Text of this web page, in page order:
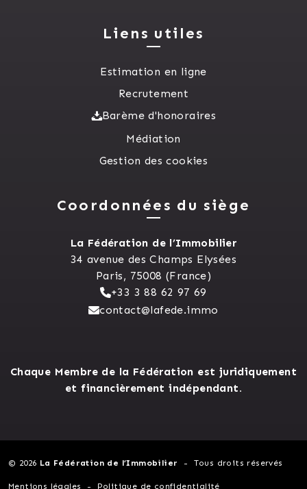
Liens utiles
Estimation en ligne
Recrutement
Barème d'honoraires
Médiation
Gestion des cookies
Coordonnées du siège
La Fédération de l’Immobilier
34 avenue des Champs Elysées
Paris, 75008 (France)
+33 3 88 62 97 69
contact@lafede.immo
Chaque Membre de la Fédération est juridiquement
et financièrement indépendant.
© 2026 La Fédération de l’Immobilier Tous droits réservés
Mentions légales Politique de confidentialité